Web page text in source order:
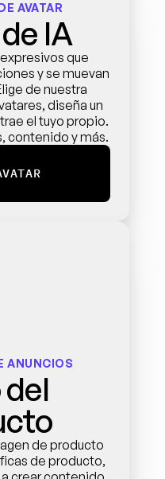
AVATAR
IA
que
y se muevan
de nuestra
diseña un
el tuyo propio.
contenido y más.
ANUNCIOS
de producto
de producto,